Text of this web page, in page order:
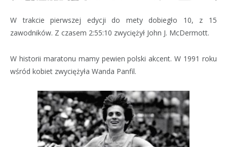
W trakcie pierwszej edycji do mety dobiegło 10, z 15
zawodników. Z czasem 2:55:10 zwyciężył John J. McDermott.
W historii maratonu mamy pewien polski akcent. W 1991 roku
wśród kobiet zwyciężyła Wanda Panfil.